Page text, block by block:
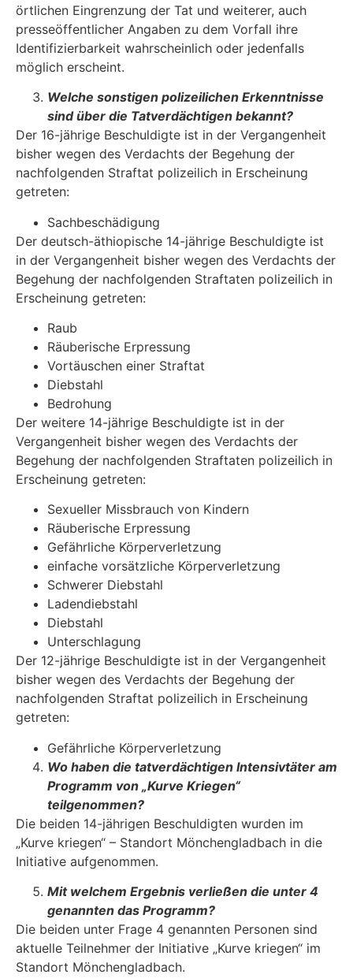
örtlichen Eingrenzung der Tat und weiterer, auch
presse­öffentlicher Angaben zu dem Vorfall ihre
Identifizierbarkeit wahrscheinlich oder jedenfalls
mög­lich erscheint.
Welche sonstigen polizeilichen Erkenntnisse
sind über die Tatverdächtigen be­kannt?
Der 16-jährige Beschuldigte ist in der Vergangenheit
bisher wegen des Verdachts der Begehung der
nachfolgenden Straftat polizeilich in Erscheinung
getreten:
Sachbeschädigung
Der deutsch-äthiopische 14-jährige Beschuldigte ist
in der Vergangenheit bisher wegen des Verdachts der
Begehung der nachfolgenden Straftaten polizeilich in
Erscheinung getreten:
Raub
Räuberische Erpressung
Vortäuschen einer Straftat
Diebstahl
Bedrohung
Der weitere 14-jährige Beschuldigte ist in der
Vergangenheit bisher wegen des Verdachts der
Begehung der nachfolgenden Straftaten polizeilich in
Erscheinung getreten:
Sexueller Missbrauch von Kindern
Räuberische Erpressung
Gefährliche Körperverletzung
einfache vorsätzliche Körperverletzung
Schwerer Diebstahl
Ladendiebstahl
Diebstahl
Unterschlagung
Der 12-jährige Beschuldigte ist in der Vergangenheit
bisher wegen des Verdachts der Begehung der
nachfolgenden Straftat polizeilich in Erscheinung
getreten:
Gefährliche Körperverletzung
Wo haben die tatverdächtigen Intensivtäter am
Programm von „Kurve Kriegen“
teilgenommen?
Die beiden 14-jährigen Beschuldigten wurden im
„Kurve kriegen“ – Standort Mönchengladbach in die
Initiative aufgenommen.
Mit welchem Ergebnis verließen die unter 4
genannten das Programm?
Die beiden unter Frage 4 genannten Personen sind
aktuelle Teilnehmer der Initiative „Kurve kriegen“ im
Standort Mönchengladbach.